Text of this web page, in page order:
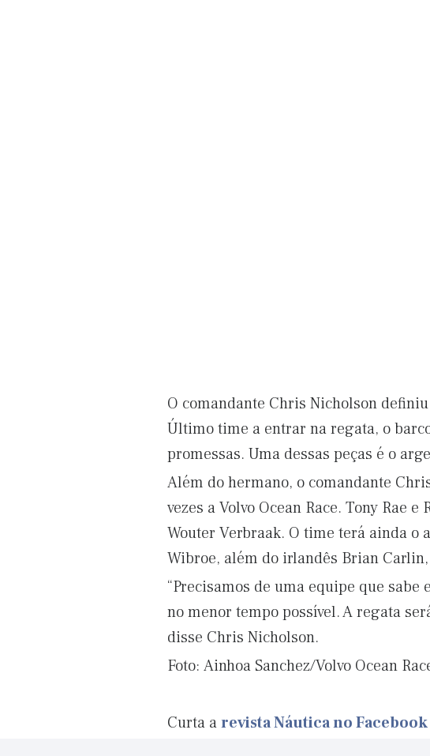
O comandante Chris Nicholson
Último time a entrar na regata, o
promessas. Uma dessas peças é o
Além do hermano, o comandante
vezes a Volvo Ocean Race. Tony Rae
Wouter Verbraak. O time terá ainda o
Wibroe, além do irlandês Brian
“Precisamos de uma equipe que sabe
no menor tempo possível. A regata
disse Chris Nicholson.
Foto: Ainhoa Sanchez/Volvo Ocean
Curta arevista Náutica no Facebook